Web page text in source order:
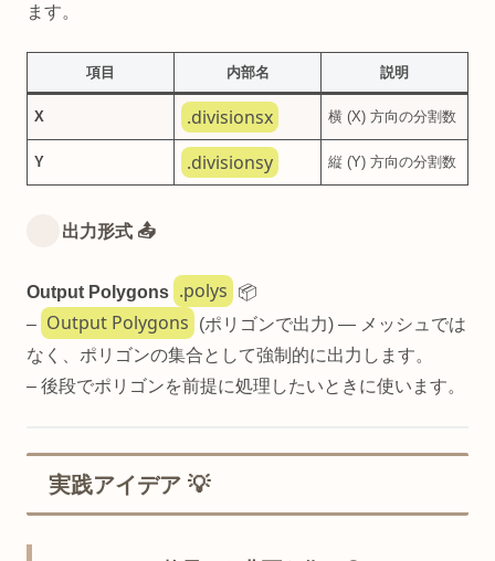
ます。
項目 内部名 説明
X .divisionsx 横 (X) 方向の分割数
Y .divisionsy 縦 (Y) 方向の分割数
出力形式 📤
Output Polygons .polys
📦
– Output Polygons
(ポリゴンで出力) — メッシュでは
なく、ポリゴンの集合として強制的に出力します。
– 後段でポリゴンを前提に処理したいときに使います。
実践アイデア 💡